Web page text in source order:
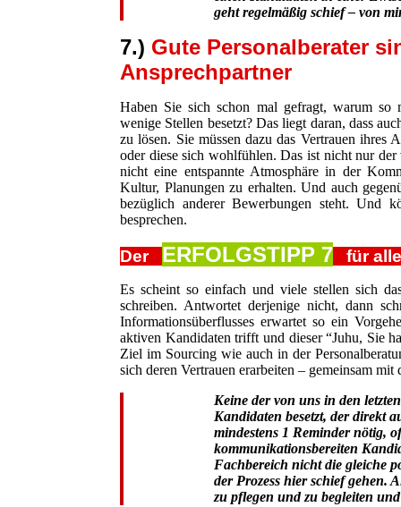
geht regelmäßig schief – von
7.) Gute Personalberater
Ansprechpartner
Haben Sie sich schon mal gefragt, warum so
wenige Stellen besetzt? Das liegt daran, dass
zu lösen. Sie müssen dazu das Vertrauen ihres
oder diese sich wohlfühlen. Das ist nicht nur
nicht eine entspannte Atmosphäre in der
Kultur, Planungen zu erhalten. Und auch
bezüglich anderer Bewerbungen steht. Und
besprechen.
Der ERFOLGSTIPP 7 für
Es scheint so einfach und viele stellen sich
schreiben. Antwortet derjenige nicht, dann
Informationsüberflusses erwartet so ein
aktiven Kandidaten trifft und dieser “Juhu, Sie
Ziel im Sourcing wie auch in der
sich deren Vertrauen erarbeiten – gemeinsam mit
Keine der von uns in den
Kandidaten besetzt, der direkt
mindestens 1 Reminder nötig,
kommunikationsbereiten
Fachbereich nicht die gleiche
der Prozess hier schief gehen.
zu pflegen und zu begleiten